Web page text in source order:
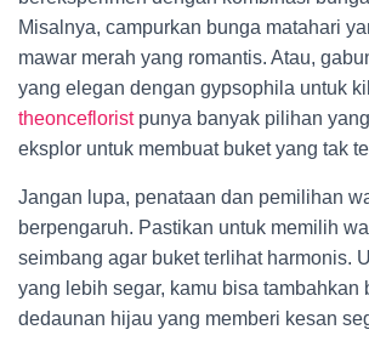
Misalnya, campurkan bunga matahari
mawar merah yang romantis. Atau,
yang elegan dengan gypsophila untuk
theoncefloristpunya banyak pilihan
eksplor untuk membuat buket yang tak
Jangan lupa, penataan dan pemilihan
berpengaruh. Pastikan untuk memilih
seimbang agar buket terlihat harmonis.
yang lebih segar, kamu bisa tambahkan
dedaunan hijau yang memberi kesan